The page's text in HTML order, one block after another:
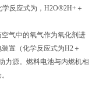
反应式为，H2O®2H+＋
气中的氧气作为氧化剂进
置（化学反应式为H2＋
力源。燃料电池与内燃机相